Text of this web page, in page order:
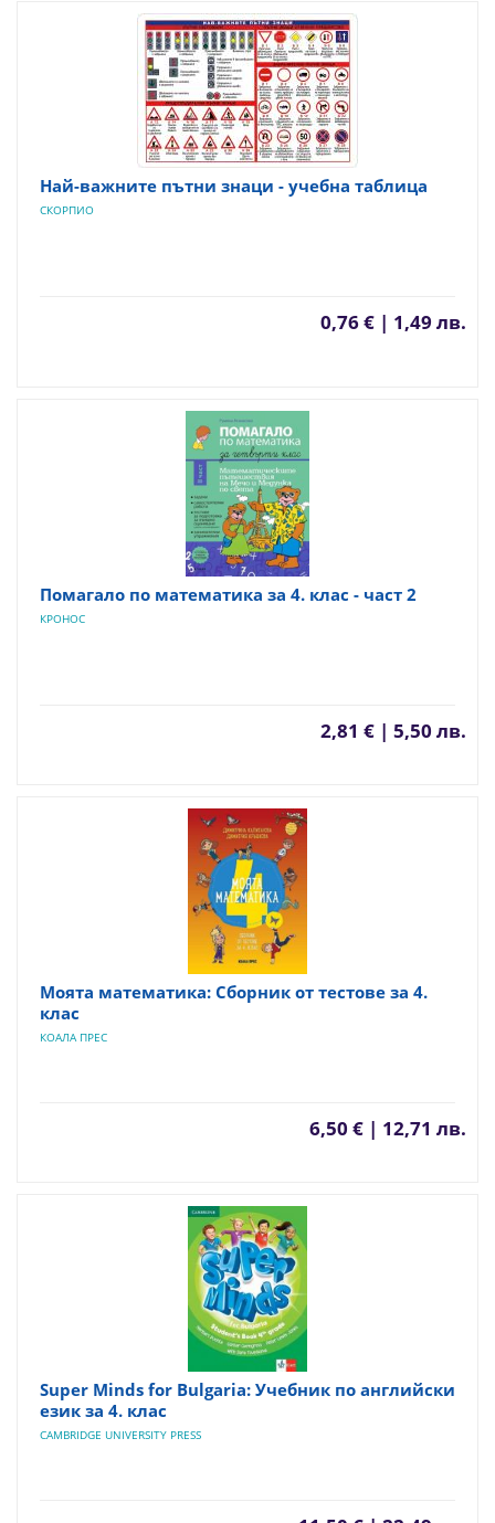
Най-важните пътни знаци - учебна таблица
СКОРПИО
0,76 € | 1,49 лв.
Помагало по математика за 4. клас - част 2
КРОНОС
2,81 € | 5,50 лв.
Моята математика: Сборник от тестове за 4.
клас
КОАЛА ПРЕС
6,50 € | 12,71 лв.
Super Minds for Bulgaria: Учебник по английски
език за 4. клас
CAMBRIDGE UNIVERSITY PRESS